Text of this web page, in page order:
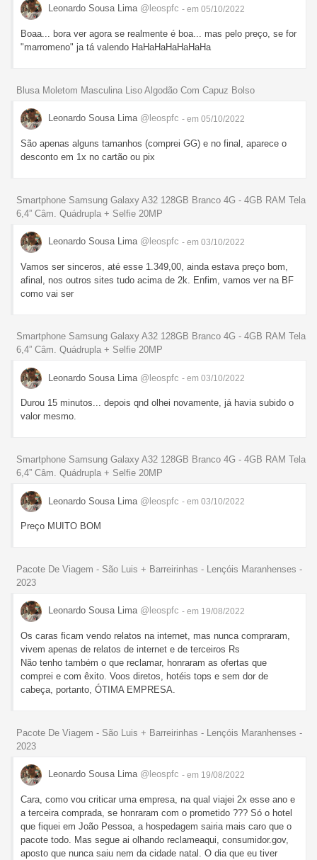
Leonardo Sousa Lima @leospfc - em 05/10/2022
Boaa... bora ver agora se realmente é boa... mas pelo preço, se for
"marromeno" ja tá valendo HaHaHaHaHaHaHa
Blusa Moletom Masculina Liso Algodão Com Capuz Bolso
Leonardo Sousa Lima @leospfc - em 05/10/2022
São apenas alguns tamanhos (comprei GG) e no final, aparece o
desconto em 1x no cartão ou pix
Smartphone Samsung Galaxy A32 128GB Branco 4G - 4GB RAM Tela
6,4” Câm. Quádrupla + Selfie 20MP
Leonardo Sousa Lima @leospfc - em 03/10/2022
Vamos ser sinceros, até esse 1.349,00, ainda estava preço bom,
afinal, nos outros sites tudo acima de 2k. Enfim, vamos ver na BF
como vai ser
Smartphone Samsung Galaxy A32 128GB Branco 4G - 4GB RAM Tela
6,4” Câm. Quádrupla + Selfie 20MP
Leonardo Sousa Lima @leospfc - em 03/10/2022
Durou 15 minutos... depois qnd olhei novamente, já havia subido o
valor mesmo.
Smartphone Samsung Galaxy A32 128GB Branco 4G - 4GB RAM Tela
6,4” Câm. Quádrupla + Selfie 20MP
Leonardo Sousa Lima @leospfc - em 03/10/2022
Preço MUITO BOM
Pacote De Viagem - São Luis + Barreirinhas - Lençóis Maranhenses -
2023
Leonardo Sousa Lima @leospfc - em 19/08/2022
Os caras ficam vendo relatos na internet, mas nunca compraram,
vivem apenas de relatos de internet e de terceiros Rs
Não tenho também o que reclamar, honraram as ofertas que
comprei e com êxito. Voos diretos, hotéis tops e sem dor de
cabeça, portanto, ÓTIMA EMPRESA.
Pacote De Viagem - São Luis + Barreirinhas - Lençóis Maranhenses -
2023
Leonardo Sousa Lima @leospfc - em 19/08/2022
Cara, como vou criticar uma empresa, na qual viajei 2x esse ano e
a terceira comprada, se honraram com o prometido ??? Só o hotel
que fiquei em João Pessoa, a hospedagem sairia mais caro que o
pacote todo. Mas segue ai olhando reclameaqui, consumidor.gov,
aposto que nunca saiu nem da cidade natal. O dia que eu tiver